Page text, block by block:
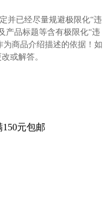
并已经尽量规避极限化“违
产品标题等含有极限化“违
商品介绍描述的依据！如
或解答。
150元包邮